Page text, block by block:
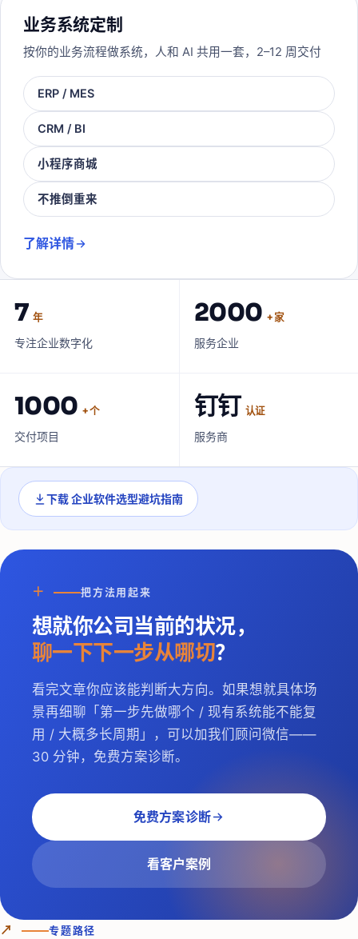
业务系统定制
按你的业务流程做系统，人和 AI 共用一套，2–12 周交付
ERP / MES
CRM / BI
小程序商城
不推倒重来
了解详情
7 年
专注企业数字化
2000 + 家
服务企业
1000 + 个
交付项目
钉钉 认证
服务商
下载企业软件选型避坑指南
＋ 把方法用起来
想就你公司当前的状况，
聊一下下一步从哪切？
看完文章你应该能判断大方向。如果想就具体场
景再细聊「第一步先做哪个 / 现有系统能不能复
用 / 大概多长周期」，可以加我们顾问微信——
30 分钟，免费方案诊断。
免费方案诊断
看客户案例
↗ 专题路径